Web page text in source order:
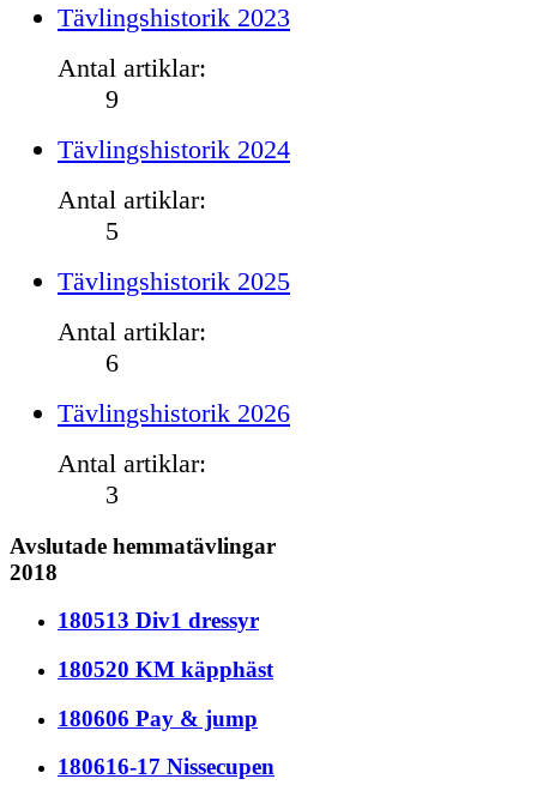
Tävlingshistorik 2023
Antal artiklar:
9
Tävlingshistorik 2024
Antal artiklar:
5
Tävlingshistorik 2025
Antal artiklar:
6
Tävlingshistorik 2026
Antal artiklar:
3
Avslutade hemmatävlingar
2018
180513 Div1 dressyr
180520 KM käpphäst
180606 Pay & jump
180616-17 Nissecupen